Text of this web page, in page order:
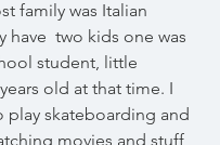
family was Italian
have  two kids one was
student, little
old at that time. I
play skateboarding and
movies and stuff